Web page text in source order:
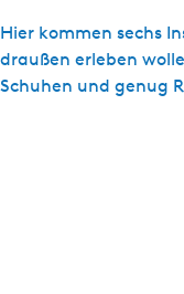
Hier kommen sechs
draußen erleben
Schuhen und genug